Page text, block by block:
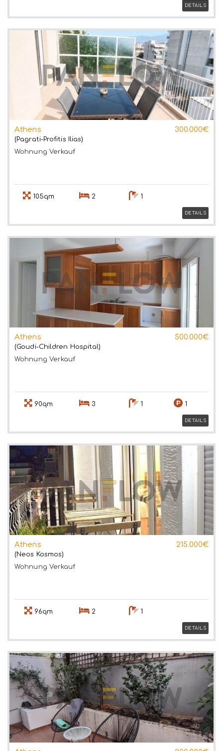
DETAILS
Athens 300.000€
(Pagrati-Profitis Ilias)
Wohnung Verkauf
105qm 2 1
DETAILS
Athens 500.000€
(Goudi-Children Hospital)
Wohnung Verkauf
90qm 3 1 1
DETAILS
Athens 215.000€
(Neos Kosmos)
Wohnung Verkauf
96qm 2 1
DETAILS